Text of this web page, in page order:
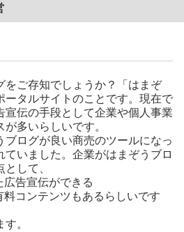
をご存知でしょうか？「はまぞ
ータルサイトのことです。現在で
宣伝の手段として企業や個人事業
多いらしいです。
ブログが良い商売のツールになっ
ていました。企業がはまぞうブロ
して、
告宣伝ができる
コンテンツもあるらしいです
。